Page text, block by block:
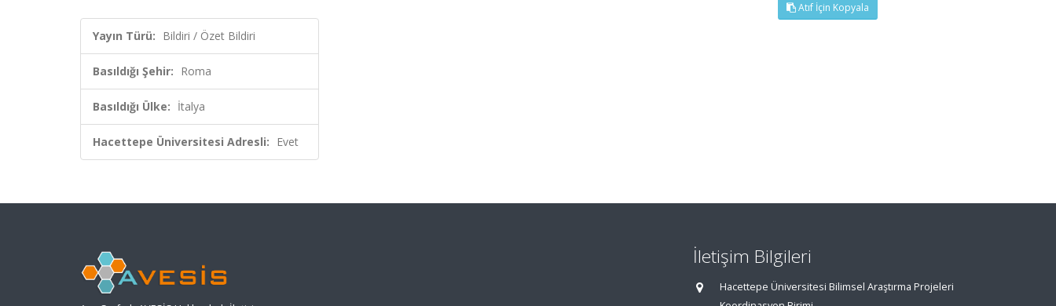
Yayın Türü: Bildiri / Özet Bildiri
Basıldığı Şehir: Roma
Basıldığı Ülke: İtalya
Hacettepe Üniversitesi Adresli: Evet
Atıf İçin Kopyala
İletişim Bilgileri
Hacettepe Üniversitesi Bilimsel Araştırma Projeleri